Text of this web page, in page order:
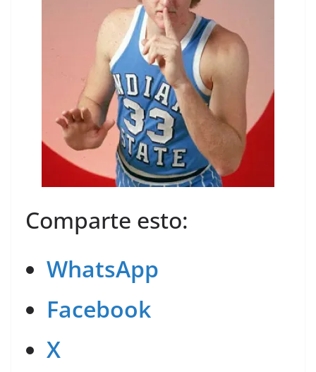
Comparte esto:
WhatsApp
Facebook
X